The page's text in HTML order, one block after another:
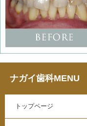
ナガイ歯科MENU
トップページ